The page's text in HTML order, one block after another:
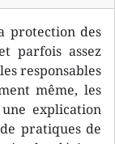
protection des
parfois assez
responsables
même, les
explication
pratiques de